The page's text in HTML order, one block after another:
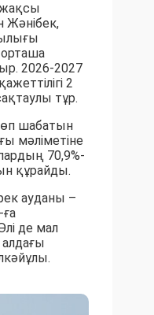
Жәнібек,
2026-2027
2
тұр.
шабатын
мәліметіне
70,9%-
құрайды.
ауданы –
де мал